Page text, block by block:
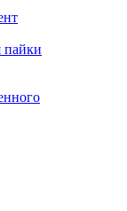
пайки